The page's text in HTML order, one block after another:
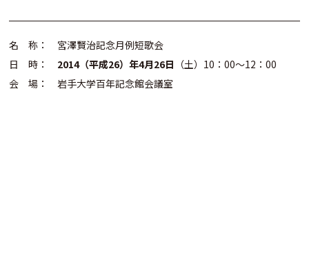
名 称： 宮澤賢治記念月例短歌会
日 時： 2014（平成26）年4月26日 （土）10：00～12：00
会 場： 岩手大学百年記念館会議室